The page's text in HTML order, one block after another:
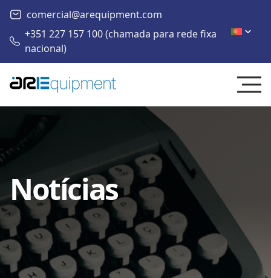
comercial@arequipment.com
+351 227 157 100 (chamada para rede fixa
nacional)
Notícias